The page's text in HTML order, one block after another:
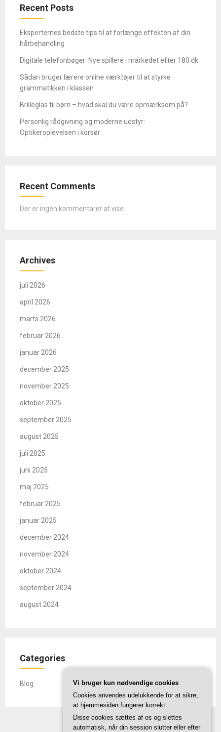
Recent Posts
Eksperternes bedste tips til at forlænge effekten af din
hårbehandling
Digitale telefonbøger: Nye spillere i markedet efter 180.dk
Sådan bruger lærere online værktøjer til at styrke
grammatikken i klassen
Brilleglas til børn – hvad skal du være opmærksom på?
Personlig rådgivning og moderne udstyr:
Optikeroplevelsen i korsør
Recent Comments
Der er ingen kommentarer at vise.
Archives
juli 2026
april 2026
marts 2026
februar 2026
januar 2026
december 2025
november 2025
oktober 2025
september 2025
august 2025
juli 2025
juni 2025
maj 2025
februar 2025
januar 2025
december 2024
november 2024
oktober 2024
september 2024
august 2024
Categories
Blog
Vi bruger kun nødvendige cookies
Cookies anvendes udelukkende for at sikre,
at hjemmesiden fungerer korrekt.
Disse cookies sættes af os og slettes
automatisk, når din session slutter eller efter